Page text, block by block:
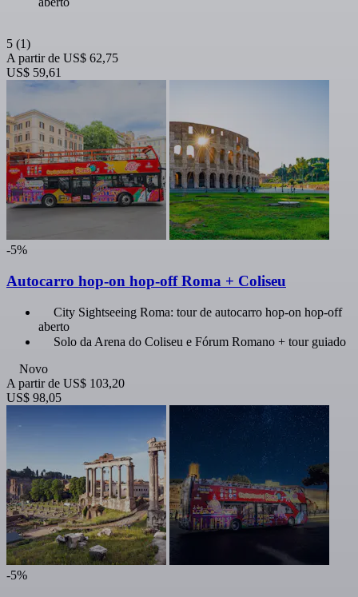
5 (1)
A partir de US$ 62,75
US$ 59,61
-5%
Autocarro hop-on hop-off Roma + Coliseu
City Sightseeing Roma: tour de autocarro hop-on hop-off
aberto
Solo da Arena do Coliseu e Fórum Romano + tour guiado
Novo
A partir de US$ 103,20
US$ 98,05
-5%